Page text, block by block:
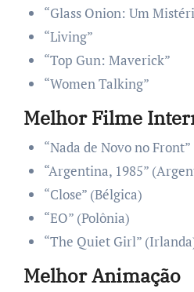
“Glass Onion: Um
“Living”
“Top Gun: Maverick”
“Women Talking”
Melhor Filme
“Nada de Novo no
“Argentina, 1985”
“Close” (Bélgica)
“EO” (Polônia)
“The Quiet Girl”
Melhor Animação